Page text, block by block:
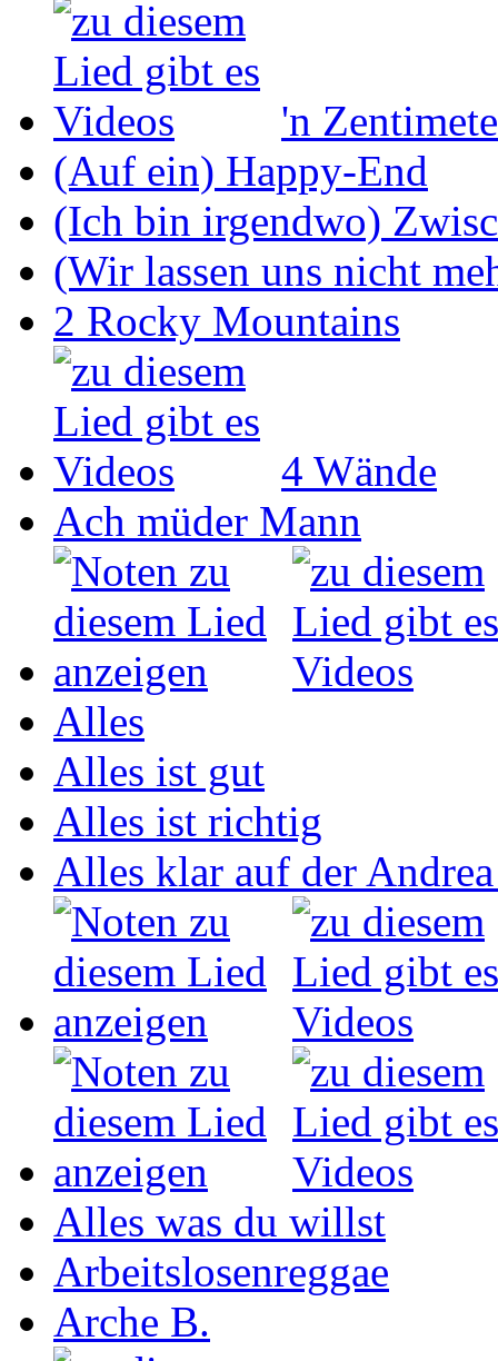
'n
(Auf ein) Happy-End
(Ich bin irgendwo)
(Wir lassen uns nicht
2 Rocky Mountains
4 Wände
Ach müder Mann
Alles
Alles ist gut
Alles ist richtig
Alles klar auf der
Alles was du willst
Arbeitslosenreggae
Arche B.